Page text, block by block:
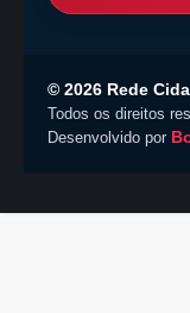
© 2026 Rede
Todos os direitos
Desenvolvido por